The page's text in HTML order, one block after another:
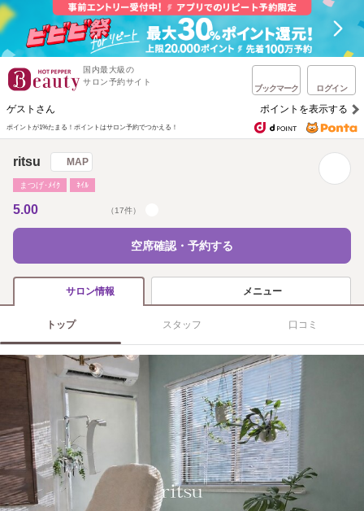
国内最大級の
サロン予約サイト
ブックマーク ログイン
ゲストさん ポイントを表示する
ポイントが1%たまる！ ポイントはサロン予約でつかえる！
ritsu MAP
まつげ･ﾒｲｸ ﾈｲﾙ
5.00 （17件）
空席確認・予約する
サロン情報 メニュー
トップ スタッフ 口コミ